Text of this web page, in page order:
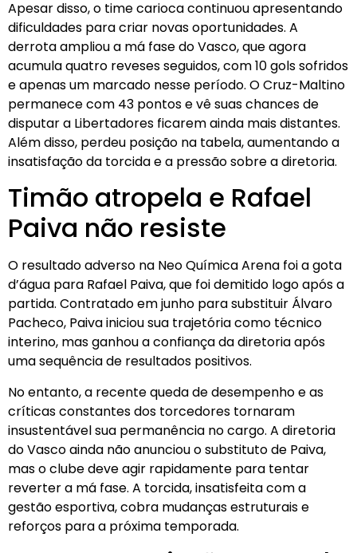
Apesar disso, o time carioca continuou apresentando
dificuldades para criar novas oportunidades. A
derrota ampliou a má fase do Vasco, que agora
acumula quatro reveses seguidos, com 10 gols sofridos
e apenas um marcado nesse período. O Cruz-Maltino
permanece com 43 pontos e vê suas chances de
disputar a Libertadores ficarem ainda mais distantes.
Além disso, perdeu posição na tabela, aumentando a
insatisfação da torcida e a pressão sobre a diretoria.
Timão atropela e Rafael
Paiva não resiste
O resultado adverso na Neo Química Arena foi a gota
d’água para Rafael Paiva, que foi demitido logo após a
partida. Contratado em junho para substituir Álvaro
Pacheco, Paiva iniciou sua trajetória como técnico
interino, mas ganhou a confiança da diretoria após
uma sequência de resultados positivos.
No entanto, a recente queda de desempenho e as
críticas constantes dos torcedores tornaram
insustentável sua permanência no cargo. A diretoria
do Vasco ainda não anunciou o substituto de Paiva,
mas o clube deve agir rapidamente para tentar
reverter a má fase. A torcida, insatisfeita com a
gestão esportiva, cobra mudanças estruturais e
reforços para a próxima temporada.